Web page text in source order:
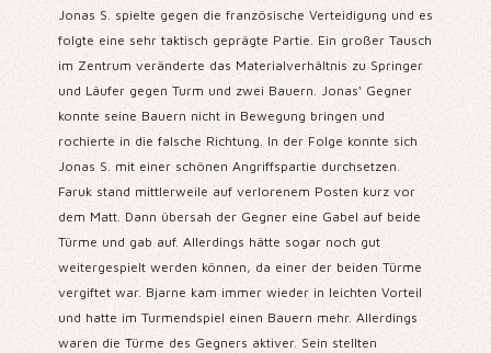
Jonas S. spielte gegen die französische Verteidigung und es
folgte eine sehr taktisch geprägte Partie. Ein großer Tausch
im Zentrum veränderte das Materialverhältnis zu Springer
und Läufer gegen Turm und zwei Bauern. Jonas‘ Gegner
konnte seine Bauern nicht in Bewegung bringen und
rochierte in die falsche Richtung. In der Folge konnte sich
Jonas S. mit einer schönen Angriffspartie durchsetzen.
Faruk stand mittlerweile auf verlorenem Posten kurz vor
dem Matt. Dann übersah der Gegner eine Gabel auf beide
Türme und gab auf. Allerdings hätte sogar noch gut
weitergespielt werden können, da einer der beiden Türme
vergiftet war. Bjarne kam immer wieder in leichten Vorteil
und hatte im Turmendspiel einen Bauern mehr. Allerdings
waren die Türme des Gegners aktiver. Sein stellten